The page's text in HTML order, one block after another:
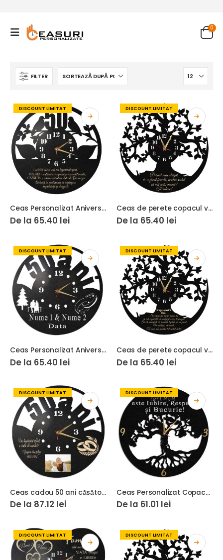
0
FILTER
DISCOUNT LIMITAT
Ceas Personalizat Aniversare 50 Ani Casatorie cu porumbei
De la 65.40 lei
DISCOUNT LIMITAT
Ceas de perete copacul vietii sa ma ierti mama
De la 65.40 lei
DISCOUNT LIMITAT
Ceas Personalizat Aniversare 50 Ani Casatorie
De la 65.40 lei
DISCOUNT LIMITAT
Ceas de perete copacul vietii draga noastra fiica
De la 65.40 lei
DISCOUNT LIMITAT
Ceas cadou 50 ani căsătorie cu poză și verighete
De la 87.12 lei
DISCOUNT LIMITAT
Ceas Personalizat Copacul Vietii 02
De la 61.01 lei
DISCOUNT LIMITAT DISCOUNT LIMITAT